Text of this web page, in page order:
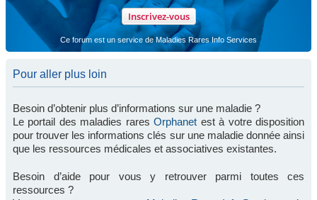
Inscrivez-vous
Ce forum est un service de Maladies Rares Info Services
Pour aller plus loin
Besoin d’obtenir plus d’informations sur une maladie ?
Le portail des maladies raresOrphanet est à votre disposition
pour trouver les informations clés sur une maladie donnée ainsi
que les ressources médicales et associatives existantes.
Besoin d’aide pour vous y retrouver parmi toutes ces
ressources ?